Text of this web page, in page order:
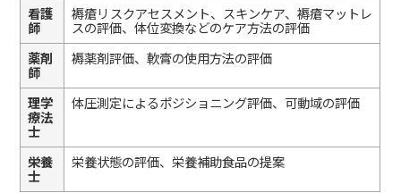
看護
師
褥瘡リスクアセスメント、スキンケア、褥瘡マットレ
スの評価、体位変換などのケア方法の評価
薬剤
師
褥薬剤評価、軟膏の使用方法の評価
理学
療法
士
体圧測定によるポジショニング評価、可動域の評価
栄養
士
栄養状態の評価、栄養補助食品の提案